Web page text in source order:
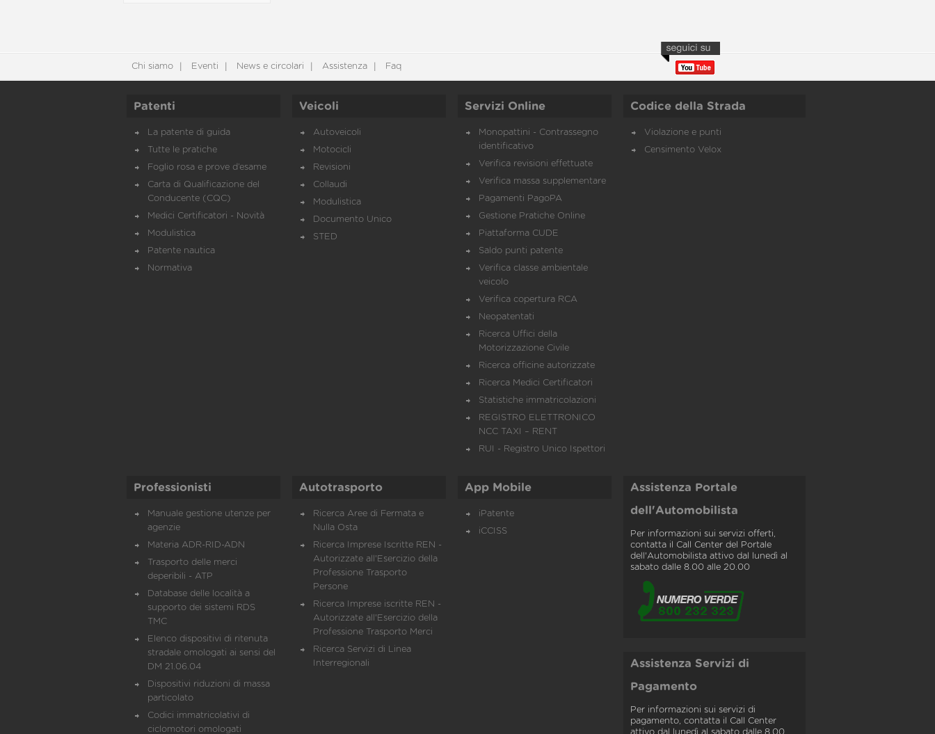
Chi siamo Eventi News e circolari Assistenza Faq
Patenti
La patente di guida
Tutte le pratiche
Foglio rosa e prove d’esame
Carta di Qualificazione del
Conducente (CQC)
Medici Certificatori - Novità
Modulistica
Patente nautica
Normativa
Veicoli
Autoveicoli
Motocicli
Revisioni
Collaudi
Modulistica
Documento Unico
STED
Servizi Online
Monopattini - Contrassegno
identificativo
Verifica revisioni effettuate
Verifica massa supplementare
Pagamenti PagoPA
Gestione Pratiche Online
Piattaforma CUDE
Saldo punti patente
Verifica classe ambientale
veicolo
Verifica copertura RCA
Neopatentati
Ricerca Uffici della
Motorizzazione Civile
Ricerca officine autorizzate
Ricerca Medici Certificatori
Statistiche immatricolazioni
REGISTRO ELETTRONICO
NCC TAXI – RENT
RUI - Registro Unico Ispettori
Codice della Strada
Violazione e punti
Censimento Velox
Professionisti
Manuale gestione utenze per
agenzie
Materia ADR-RID-ADN
Trasporto delle merci
deperibili - ATP
Database delle località a
supporto dei sistemi RDS
TMC
Elenco dispositivi di ritenuta
stradale omologati ai sensi del
DM 21.06.04
Dispositivi riduzioni di massa
particolato
Codici immatricolativi di
ciclomotori omologati
Autotrasporto
Ricerca Aree di Fermata e
Nulla Osta
Ricerca Imprese Iscritte REN -
Autorizzate all'Esercizio della
Professione Trasporto
Persone
Ricerca Imprese iscritte REN -
Autorizzate all'Esercizio della
Professione Trasporto Merci
Ricerca Servizi di Linea
Interregionali
App Mobile
iPatente
iCCISS
Assistenza Portale
dell'Automobilista
Per informazioni sui servizi offerti,
contatta il Call Center del Portale
dell'Automobilista attivo dal lunedì al
sabato dalle 8.00 alle 20.00
Assistenza Servizi di
Pagamento
Per informazioni sui servizi di
pagamento, contatta il Call Center